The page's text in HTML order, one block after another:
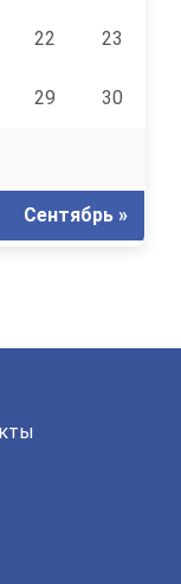
22 23
29 30
Сентябрь »